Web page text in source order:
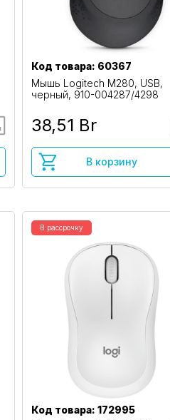
Код товара: 60367
Мышь Logitech M280, USB,
черный, 910-004287/4298
38,51 Br
В корзину
В рассрочку
Код товара: 172995